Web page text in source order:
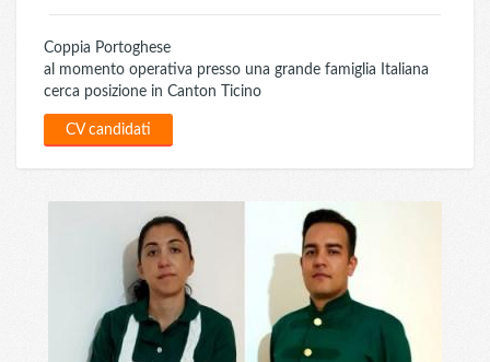
Coppia Portoghese
al momento operativa presso una grande famiglia Italiana
cerca posizione in Canton Ticino
CV candidati